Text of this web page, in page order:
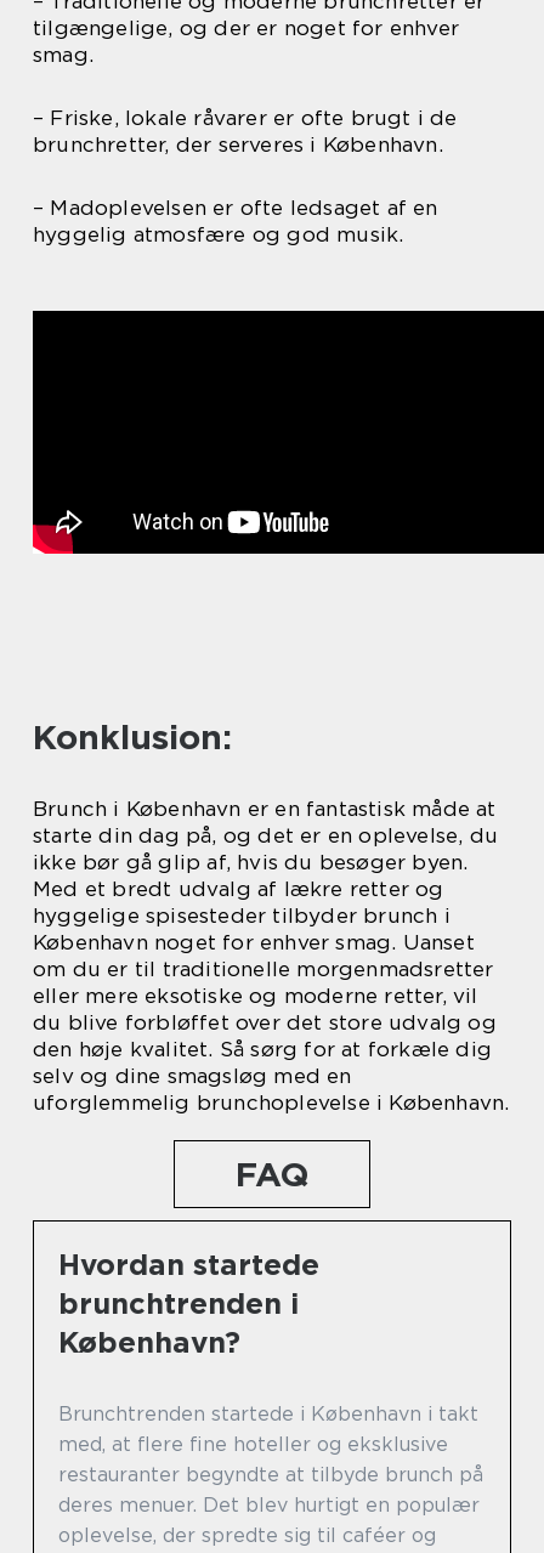
tilgængelige, og der er noget for enhver
smag.
– Friske, lokale råvarer er ofte brugt i de
brunchretter, der serveres i København.
– Madoplevelsen er ofte ledsaget af en
hyggelig atmosfære og god musik.
Konklusion:
Brunch i København er en fantastisk måde at
starte din dag på, og det er en oplevelse, du
ikke bør gå glip af, hvis du besøger byen.
Med et bredt udvalg af lækre retter og
hyggelige spisesteder tilbyder brunch i
København noget for enhver smag. Uanset
om du er til traditionelle morgenmadsretter
eller mere eksotiske og moderne retter, vil
du blive forbløffet over det store udvalg og
den høje kvalitet. Så sørg for at forkæle dig
selv og dine smagsløg med en
uforglemmelig brunchoplevelse i København.
FAQ
Hvordan startede
brunchtrenden i
København?
Brunchtrenden startede i København i takt
med, at flere fine hoteller og eksklusive
restauranter begyndte at tilbyde brunch på
deres menuer. Det blev hurtigt en populær
oplevelse, der spredte sig til caféer og